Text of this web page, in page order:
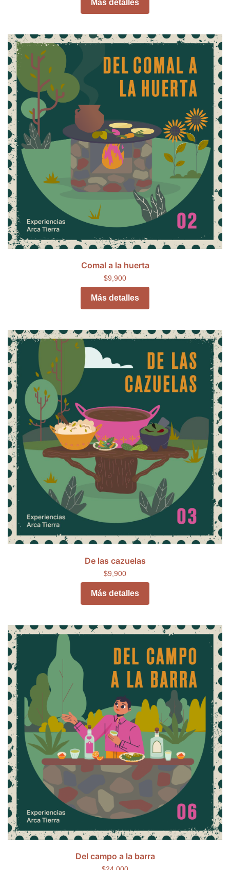
Más detalles
Comal a la huerta
$9,900
Más detalles
De las cazuelas
$9,900
Más detalles
Del campo a la barra